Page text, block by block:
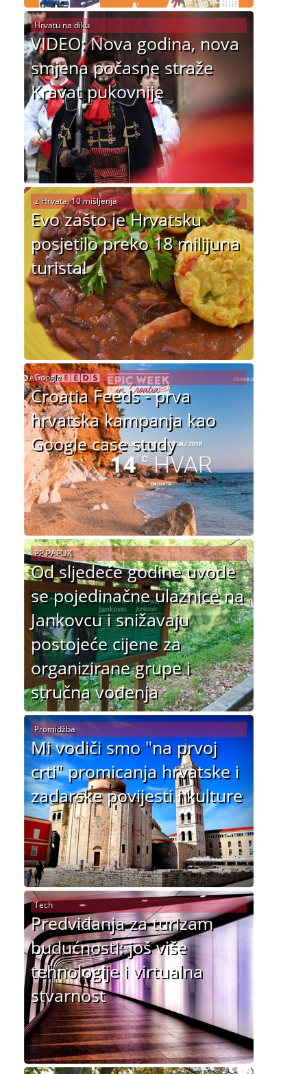
VIDEO: Nova godina, nova
smjena počasne straže
Kravat pukovnije
Hrvatu na diku
Evo zašto je Hrvatsku
posjetilo preko 18 milijuna
turista!
2 Hrvata, 10 mišljenja
Croatia Feeds - prva
hrvatska kampanja kao
Google case study
Google
Od sljedeće godine uvode
se pojedinačne ulaznice na
Jankovcu i snižavaju
postojeće cijene za
organizirane grupe i
stručna vođenja
PP PAPUK
Mi vodiči smo "na prvoj
crti" promicanja hrvatske i
zadarske povijesti i kulture
Promidžba
Predviđanja za turizam
budućnosti: još više
tehnologije i virtualna
stvarnost
Tech